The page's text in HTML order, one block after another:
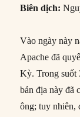
Biên dịch:
Vào ngày này
Apache đã
Kỳ. Trong suốt
bản địa này đã
ông; tuy nhiên,